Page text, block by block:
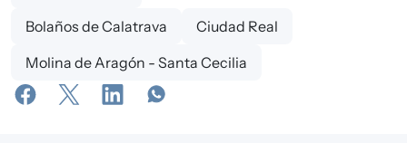
Bolaños de Calatrava
Ciudad Real
Molina de Aragón - Santa Cecilia